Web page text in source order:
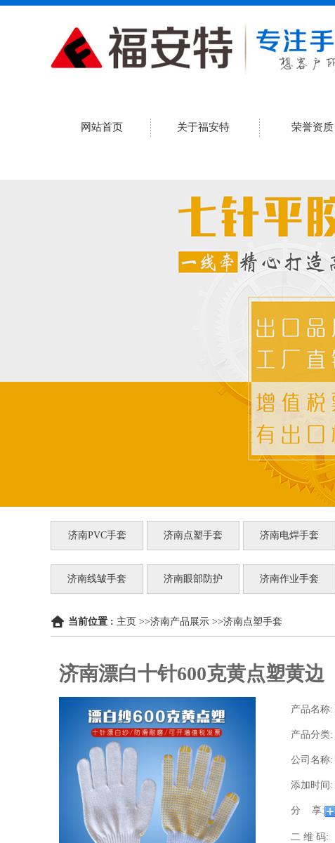
网站首页 关于福安特 荣誉资质
济南PVC手套 济南点塑手套 济南电焊手套
济南线皱手套 济南眼部防护 济南作业手套
当前位置 : 主页 >>济南产品展示 >>济南点塑手套
济南漂白十针600克黄点塑黄边
产品名称:
产品分类:
公司名称:
添加时间:
分 享:
二 维 码: